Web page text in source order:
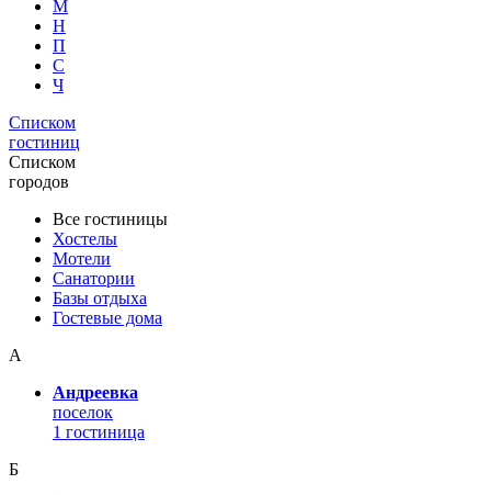
М
Н
П
С
Ч
Списком
гостиниц
Списком
городов
Все гостиницы
Хостелы
Мотели
Санатории
Базы отдыха
Гостевые дома
А
Андреевка
поселок
1 гостиница
Б